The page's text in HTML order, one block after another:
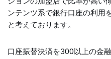
ンテンツ系で銀行口座の利用
と考えております。
口座振替決済を300以上の金